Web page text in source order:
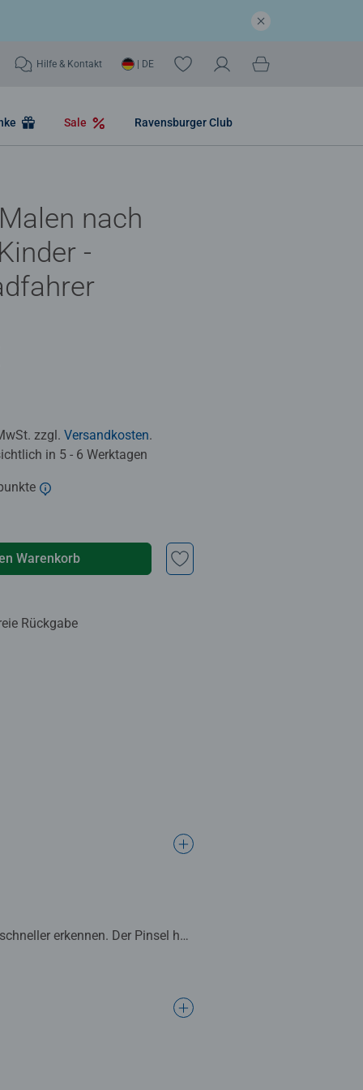
Hilfe & Kontakt | DE
Sale Ravensburger Club
nach
-
zzgl. Versandkosten.
in 5 - 6 Werktagen
Warenkorb
Rückgabe
erkennen. Der Pinsel hat